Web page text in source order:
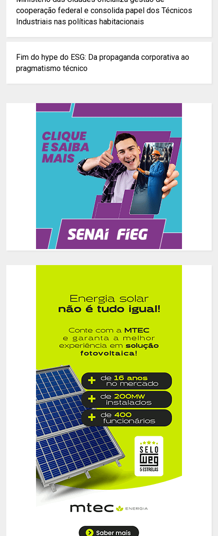
cooperação federal e consolida papel dos Técnicos
Industriais nas políticas habitacionais
Fim do hype do ESG: Da propaganda corporativa ao
pragmatismo técnico